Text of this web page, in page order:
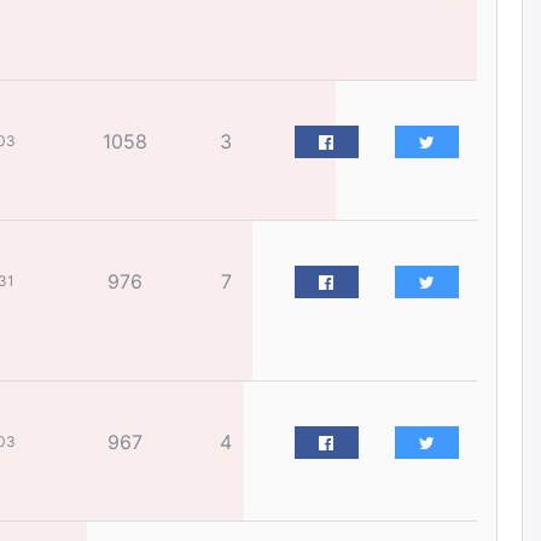
өчигдѳр
Үндсэн хууль зөрчсөн
хариуцлага тооцох вэ?
I хорооллын арын замыг
сэтэлгээ хийнэ
1058 3
976 7
967 4